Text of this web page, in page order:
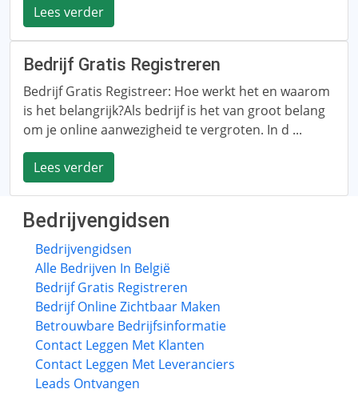
Lees verder
Bedrijf Gratis Registreren
Bedrijf Gratis Registreer: Hoe werkt het en waarom
is het belangrijk?Als bedrijf is het van groot belang
om je online aanwezigheid te vergroten. In d ...
Lees verder
Bedrijvengidsen
Bedrijvengidsen
Alle Bedrijven In België
Bedrijf Gratis Registreren
Bedrijf Online Zichtbaar Maken
Betrouwbare Bedrijfsinformatie
Contact Leggen Met Klanten
Contact Leggen Met Leveranciers
Leads Ontvangen